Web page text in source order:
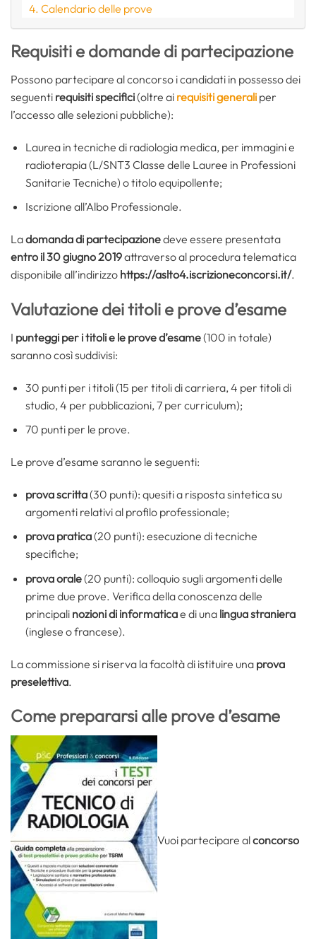
Calendario delle prove
Requisiti e domande di partecipazione
Possono partecipare al concorso i candidati in possesso dei
seguenti requisiti specifici(oltre ai requisiti generali per
l’accesso alle selezioni pubbliche):
Laurea in tecniche di radiologia medica, per immagini e
radioterapia (L/SNT3 Classe delle Lauree in Professioni
Sanitarie Tecniche) o titolo equipollente;
Iscrizione all’Albo Professionale.
Ladomanda di partecipazionedeve essere presentata
entro il 30 giugno 2019attraverso al procedura telematica
disponibile all’indirizzo https://aslto4.iscrizioneconcorsi.it/.
Valutazione dei titoli e prove d’esame
I punteggi per i titoli e le prove d’esame(100 in totale)
saranno così suddivisi:
30 punti per i titoli (15 per titoli di carriera, 4 per titoli di
studio, 4 per pubblicazioni, 7 per curriculum);
70 punti per le prove.
Le prove d’esame saranno le seguenti:
prova scritta(30 punti): quesiti a risposta sintetica su
argomenti relativi al profilo professionale;
prova pratica(20 punti): esecuzione di tecniche
specifiche;
prova orale(20 punti): colloquio sugli argomenti delle
prime due prove. Verifica della conoscenza delle
principali nozioni di informaticae di una lingua straniera
(inglese o francese).
La commissione si riserva la facoltà di istituire una prova
preselettiva.
Come prepararsi alle prove d’esame
Vuoi partecipare alconcorso